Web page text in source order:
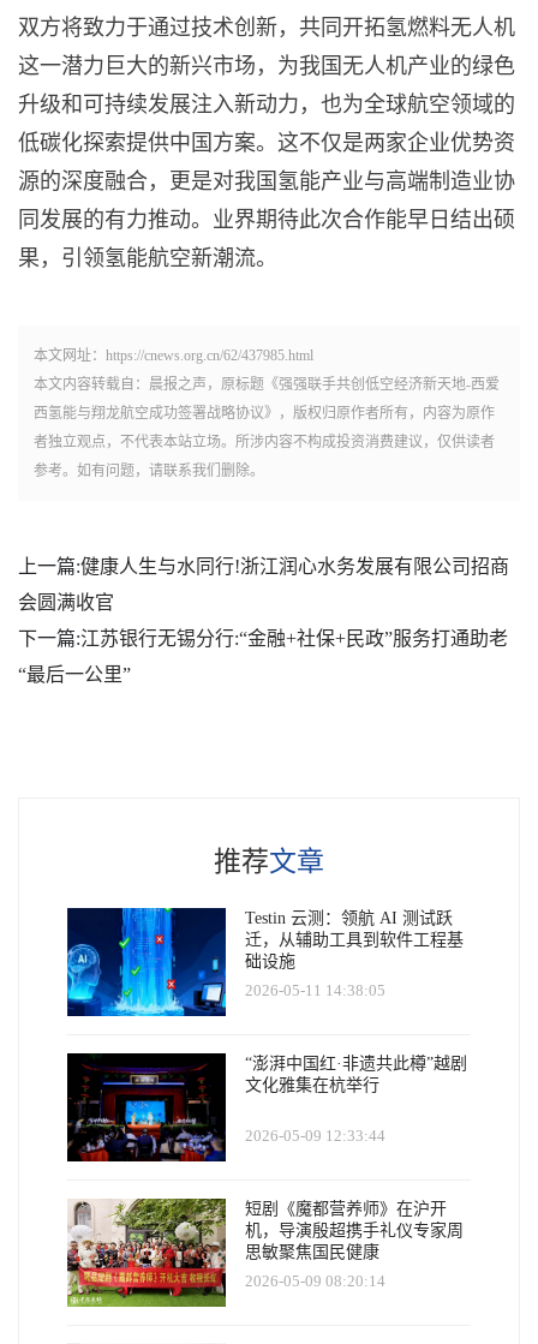
双方将致力于通过技术创新，共同开拓氢燃料无人机
这一潜力巨大的新兴市场，为我国无人机产业的绿色
升级和可持续发展注入新动力，也为全球航空领域的
低碳化探索提供中国方案。这不仅是两家企业优势资
源的深度融合，更是对我国氢能产业与高端制造业协
同发展的有力推动。业界期待此次合作能早日结出硕
果，引领氢能航空新潮流。
本文网址：https://cnews.org.cn/62/437985.html
本文内容转载自：晨报之声，原标题《强强联手共创低空经济新天地-西爱
西氢能与翔龙航空成功签署战略协议》，版权归原作者所有，内容为原作
者独立观点，不代表本站立场。所涉内容不构成投资消费建议，仅供读者
参考。如有问题，请联系我们删除。
上一篇:健康人生与水同行!浙江润心水务发展有限公司招商
会圆满收官
下一篇:江苏银行无锡分行:“金融+社保+民政”服务打通助老
“最后一公里”
推荐文章
Testin 云测：领航 AI 测试跃
迁，从辅助工具到软件工程基
础设施
2026-05-11 14:38:05
“澎湃中国红·非遗共此樽”越剧
文化雅集在杭举行
2026-05-09 12:33:44
短剧《魔都营养师》在沪开
机，导演殷超携手礼仪专家周
思敏聚焦国民健康
2026-05-09 08:20:14